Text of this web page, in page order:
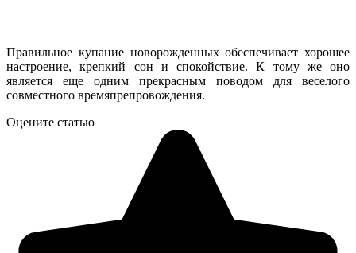
Правильное купание новорожденных обеспечивает хорошее
настроение, крепкий сон и спокойствие. К тому же оно
является еще одним прекрасным поводом для веселого
совместного времяпрепровождения.
Оцените статью